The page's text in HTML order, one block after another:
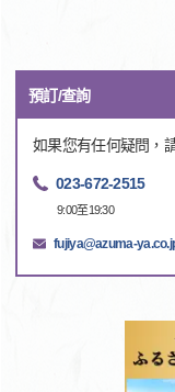
預訂/查詢
如果您有任何疑問，
023-672-2515
9:00至19:30
fujiya@azuma-